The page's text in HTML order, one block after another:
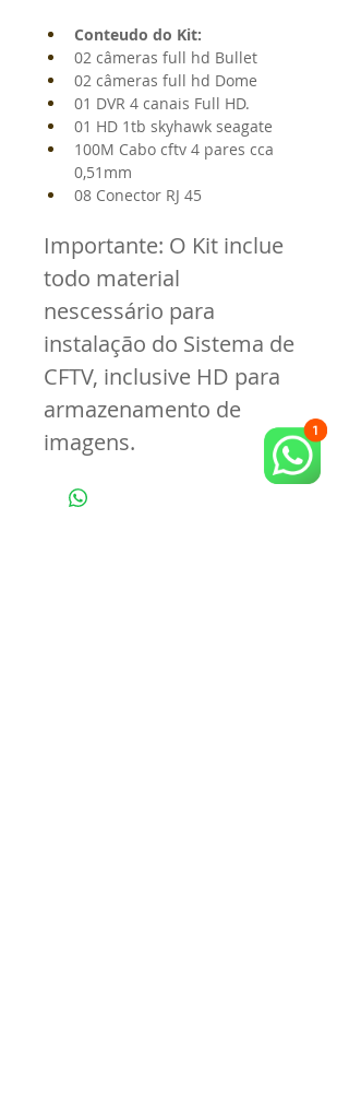
Conteudo do Kit:
02 câmeras full hd Bullet
02 câmeras full hd Dome
01 DVR 4 canais Full HD.
01 HD 1tb skyhawk seagate
100M Cabo cftv 4 pares cca
0,51mm
08 Conector RJ 45
Importante: O Kit inclue
todo material
nescessário para
instalação do Sistema de
CFTV, inclusive HD para
armazenamento de
imagens.